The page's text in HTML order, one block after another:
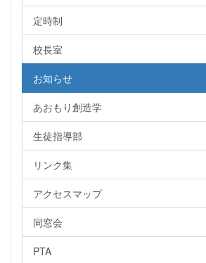
定時制
校長室
お知らせ
あおもり創造学
生徒指導部
リンク集
アクセスマップ
同窓会
PTA